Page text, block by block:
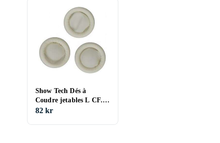
Show Tech Dés à
Coudre jetables L CF.
Lot de 100.
82 kr